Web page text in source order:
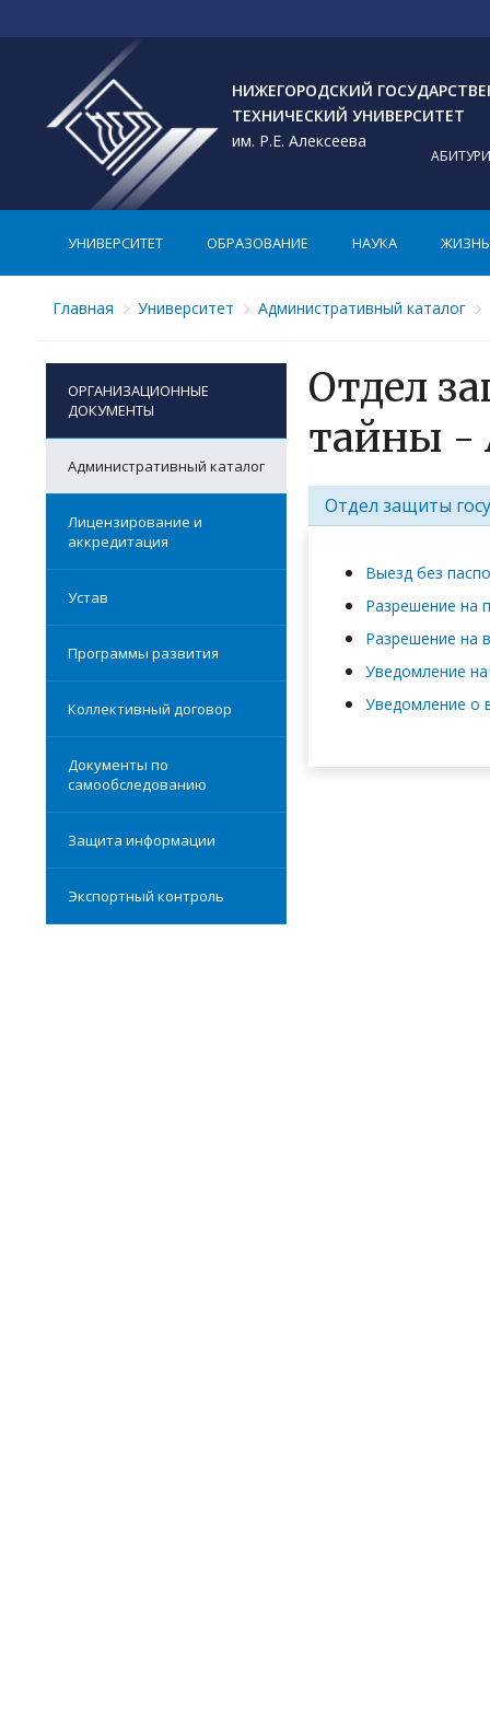
НИЖЕГОРОДСКИЙ
ТЕХНИЧЕСКИЙ УНИВЕРСИТЕТ
им. Р.Е. Алексеева
УНИВЕРСИТЕТ ОБРАЗОВАНИЕ НАУКА ЖИЗНЬ
Главная Университет Административный каталог
ОРГАНИЗАЦИОННЫЕ
ДОКУМЕНТЫ
Административный каталог
Лицензирование и
аккредитация
Устав
Программы развития
Коллективный договор
Документы по
самообследованию
Защита информации
Экспортный контроль
Отдел
тайны -
Отдел защиты
Выезд без
Разрешение на
Разрешение на
Уведомление
Уведомление о